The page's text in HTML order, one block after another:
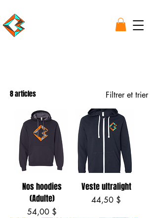
8 articles Filtrer et trier
Nos hoodies
(Adulte)
Prix
54,00 $
Veste ultralight
Prix
44,50 $